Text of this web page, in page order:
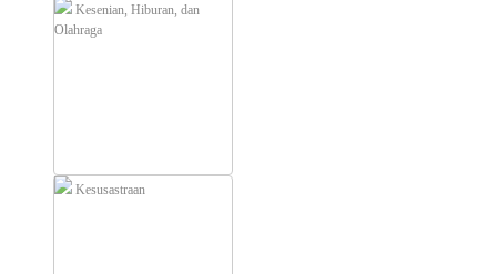
Kesenian, Hiburan, dan
Olahraga
Kesusastraan